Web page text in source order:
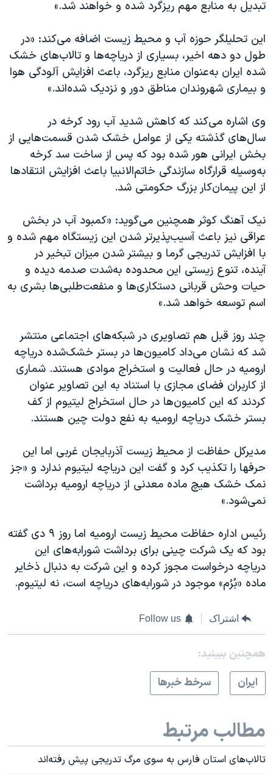
تبدیل به منابع مهم ریزگرد شده و خواهند شد.»
این تحلیلگر حوزه آب و محیط زیست اضافه می‌کند: «در
طول دو دهه اخیر، بسیاری از دریاچه‌ها و تالاب‌های خشک
شده ایران به‌عنوان منابع ریزگرد، باعث افزایش آلودگی هوا
و بیماری شهروندان مناطق دور و نزدیک شده‌اند.»
وی اشاره می‌کند که کاهش شدید آب رود کرخه در
سال‌های گذشته یکی از عوامل خشک شدن قسمت‌هایی از
بخش ایرانی هور شده بود که پس از ساخت سد کرخه
به‌وسیله قرارگاه سازندگی خاتم‌الانبیا باعث افزایش انتقادها
از این پیمان‌کار بزرگ حکومتی شد.
نیک آهنگ کوثر همچنین می‌گوید: «کمبود آب در بخش
عراقی نیز باعث آسیب‌پذیرتر شدن این زیستگاه مهم شده و
با افزایش تدریجی گرما و بیشتر شدن میزان تبخیر در
آینده، تنوع زیستی این محدوده به‌شدت صدمه دیده و
حیات وحش قربانی دستکاری‌ها و منفعت‌طلبی‌ها بشری به
اسم توسعه خواهد شد.»
چند روز قبل هم تصاویری در شبکه‌های اجتماعی منتشر
شد که نشان می‌داد کامیون‌ها در بستر خشک‌شده دریاچه
ارومیه در حال فعالیت و استخراج موادی هستند. شماری
از کاربران فضای مجازی با استناد به این تصاویر عنوان
کردند که این کامیون‌ها در حال استخراج لیتیوم از کف
بستر خشک دریاچه ارومیه به نفع دولت چین هستند.
مدیرکل حفاظت از محیط زیست آذربایجان غربی اما این
حرفها را تکذیب کرد و گفت این دریاچه لیتیوم ندارد و «جز
نمک خشک هیچ ماده معدنی از دریاچه ارومیه برداشت
نمی‌شود.»
رئیس اداره حفاظت محیط زیست ارومیه اما روز ۹ دی گفته
بود که یک شرکت چینی برای برداشت شورابه‌های این
دریاچه درخواست مجوز کرده و این شرکت به دنبال ذخایر
ماده «بُرُم» موجود در شورابه‌های دریاچه است، نه لیتیوم.
اشتراک Follow us
همچنبن ببینید:
ايران
سرخط خبرها
مطالب مرتبط
تالاب‌های استان فارس به سوی مرگ تدریجی پیش رفته‌اند